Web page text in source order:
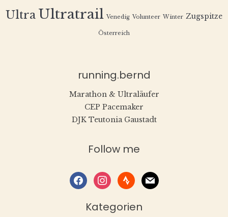
Ultra Ultratrail Venedig Volunteer Winter Zugspitze
Österreich
running.bernd
Marathon & Ultraläufer
CEP Pacemaker
DJK Teutonia Gaustadt
Follow me
facebookinstagram
stravamail
Kategorien